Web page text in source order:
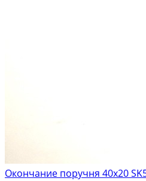
Окончание поручня 40х20